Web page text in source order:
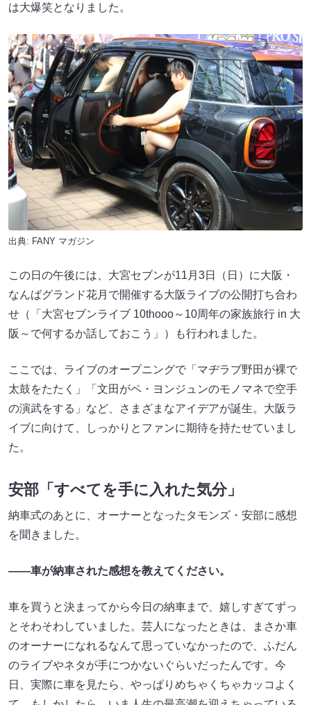
は大爆笑となりました。
出典: FANY マガジン
この日の午後には、大宮セブンが11月3日（日）に大阪・
なんばグランド花月で開催する大阪ライブの公開打ち合わ
せ（「大宮セブンライブ 10thooo～10周年の家族旅行 in 大
阪～で何するか話しておこう」）も行われました。
ここでは、ライブのオープニングで「マヂラブ野田が裸で
太鼓をたたく」「文田がペ・ヨンジュンのモノマネで空手
の演武をする」など、さまざまなアイデアが誕生。大阪ラ
イブに向けて、しっかりとファンに期待を持たせていまし
た。
安部「すべてを手に入れた気分」
納車式のあとに、オーナーとなったタモンズ・安部に感想
を聞きました。
――車が納車された感想を教えてください。
車を買うと決まってから今日の納車まで、嬉しすぎてずっ
とそわそわしていました。芸人になったときは、まさか車
のオーナーになれるなんて思っていなかったので、ふだん
のライブやネタが手につかないぐらいだったんです。今
日、実際に車を見たら、やっぱりめちゃくちゃカッコよく